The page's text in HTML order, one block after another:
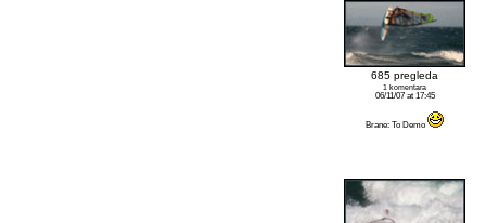
685 pregleda
1 komentara
06/11/07 at 17:45
Brane: To Demo